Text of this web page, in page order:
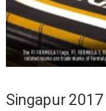
Singapur 2017